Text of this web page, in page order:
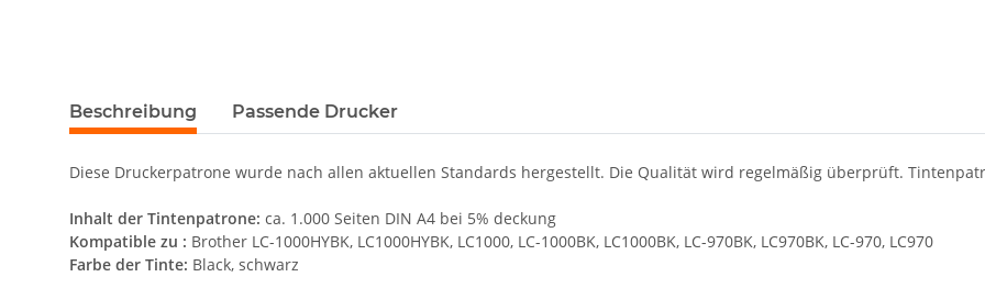
Beschreibung Passende Drucker
Diese Druckerpatrone wurde nach allen aktuellen Standards hergestellt. Die Qualität wird regelmäßig überprüft.
Inhalt der Tintenpatrone: ca. 1.000 Seiten DIN A4 bei 5% deckung
Kompatible zu : Brother LC-1000HYBK, LC1000HYBK, LC1000, LC-1000BK, LC1000BK, LC-970BK, LC970BK, LC-970, LC970
Farbe der Tinte: Black, schwarz